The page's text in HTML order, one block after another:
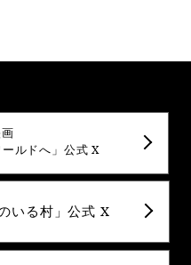
ルドへ」公式 X
いる村」公式 X